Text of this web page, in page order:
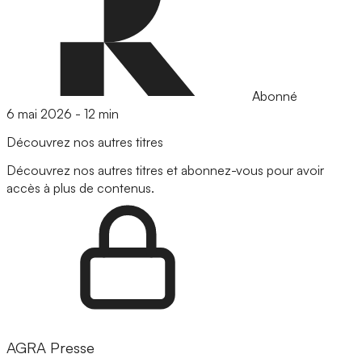
Abonné
6 mai 2026 - 12 min
Découvrez nos autres titres
Découvrez nos autres titres et abonnez-vous pour avoir
accès à plus de contenus.
AGRA Presse